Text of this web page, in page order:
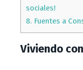
sociales!
8.Fuentes a
Viviendo